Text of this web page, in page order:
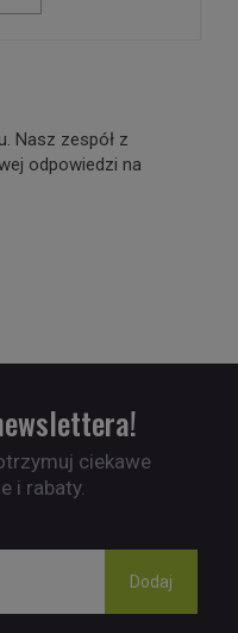
Nasz zespół z
odpowiedzi na
ciekawe
i rabaty.